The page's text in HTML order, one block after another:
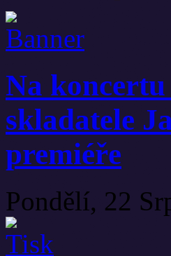
Na
skladatele
premiéře
Pondělí, 22